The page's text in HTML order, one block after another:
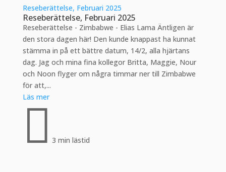
Reseberättelse, Februari 2025
Reseberättelse, Februari 2025
Reseberättelse - Zimbabwe - Elias Lama Äntligen är
den stora dagen här! Den kunde knappast ha kunnat
stämma in på ett bättre datum, 14/2, alla hjärtans
dag. Jag och mina fina kollegor Britta, Maggie, Nour
och Noon flyger om några timmar ner till Zimbabwe
för att,...
Läs mer
 3 min lästid